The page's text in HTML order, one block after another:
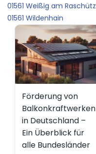
01561 Weißig am Raschütz
01561 Wildenhain
Förderung von
Balkonkraftwerken
in Deutschland –
Ein Überblick für
alle Bundesländer